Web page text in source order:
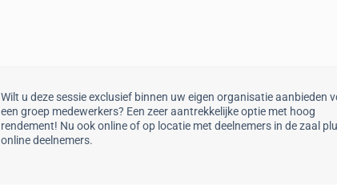
Wilt u deze sessie exclusief binnen uw eigen organisatie aanbieden
een groep medewerkers? Een zeer aantrekkelijke optie met hoog
rendement! Nu ook online of op locatie met deelnemers in de zaal
online deelnemers.